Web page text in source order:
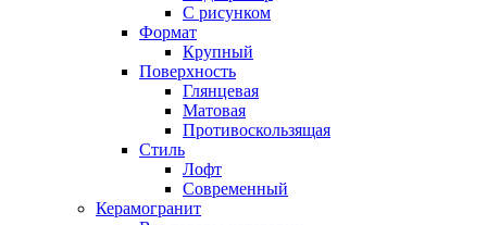
С рисунком
Формат
Крупный
Поверхность
Глянцевая
Матовая
Противоскользящая
Стиль
Лофт
Современный
Керамогранит